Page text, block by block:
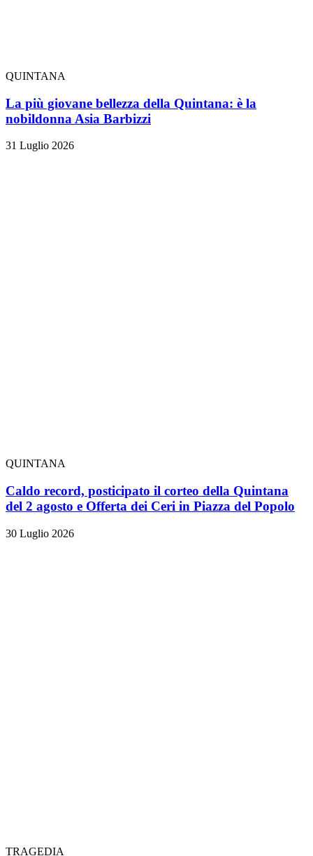
QUINTANA
La più giovane bellezza della Quintana: è la
nobildonna Asia Barbizzi
31 Luglio 2026
QUINTANA
Caldo record, posticipato il corteo della Quintana
del 2 agosto e Offerta dei Ceri in Piazza del Popolo
30 Luglio 2026
TRAGEDIA